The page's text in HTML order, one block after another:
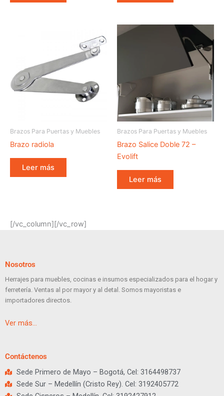
Brazos Para Puertas y Muebles
Brazo radiola
Leer más
Brazos Para Puertas y Muebles
Brazo Salice Doble 72 –
Evolift
Leer más
[/vc_column][/vc_row]
Nosotros
Herrajes para muebles, cocinas e insumos especializados para el hogar y
ferretería. Ventas al por mayor y al detal. Somos mayoristas e
importadores directos.
Ver más…
Contáctenos
Sede Primero de Mayo – Bogotá, Cel: 3164498737
Sede Sur – Medellín (Cristo Rey). Cel: 3192405772